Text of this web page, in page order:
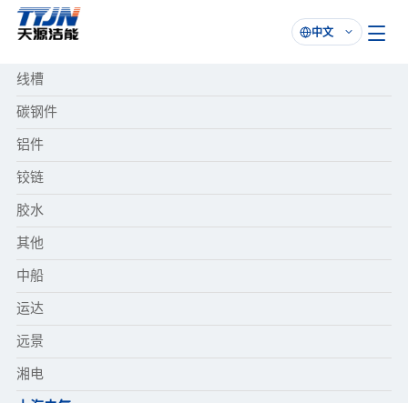

中文
线槽
碳钢件
铝件
铰链
胶水
其他
中船
运达
远景
湘电